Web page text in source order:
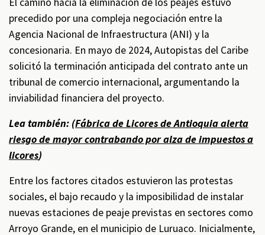
precedido por una compleja negociación entre la
Agencia Nacional de Infraestructura (ANI) y la
concesionaria. En mayo de 2024, Autopistas del Caribe
solicitó la terminación anticipada del contrato ante un
tribunal de comercio internacional, argumentando la
inviabilidad financiera del proyecto.
Lea también: (Fábrica de Licores de Antioquia alerta
riesgo de mayor contrabando por alza de impuestos a
licores)
Entre los factores citados estuvieron las protestas
sociales, el bajo recaudo y la imposibilidad de instalar
nuevas estaciones de peaje previstas en sectores como
Arroyo Grande, en el municipio de Luruaco. Inicialmente,